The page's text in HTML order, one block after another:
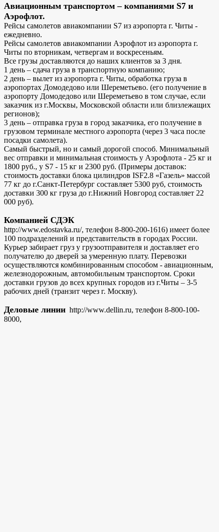
Авиационным транспортом – компаниями S7 и
Аэрофлот.
Рейсы самолетов авиакомпании S7 из аэропорта г. Читы -
ежедневно.
Рейсы самолетов авиакомпании Аэрофлот из аэропорта г.
Читы по вторникам, четвергам и воскресеньям.
Все грузы доставляются до наших клиентов за 3 дня.
1 день – сдача груза в транспортную компанию;
2 день – вылет из аэропорта г. Читы, обработка груза в
аэропортах Домодедово или Шереметьево. (его получение в
аэропорту Домодедово или Шереметьево в том случае, если
заказчик из г.Москвы, Московской области или близлежащих
регионов);
3 день – отправка груза в город заказчика, его получение в
грузовом терминале местного аэропорта (через 3 часа после
посадки самолета).
Самый быстрый, но и самый дорогой способ. Минимальный
вес отправки и минимальная стоимость у Аэрофлота - 25 кг и
1800 руб., у S7 - 15 кг и 2300 руб. (Примеры доставок:
стоимость доставки блока цилиндров ISF2.8 «Газель» массой
77 кг до г.Санкт-Петербург составляет 5300 руб, стоимость
доставки 300 кг груза до г.Нижний Новгород составляет 22
000 руб).
Компанией СДЭК
http://www.edostavka.ru/, телефон 8-800-200-1616) имеет более
100 подразделений и представительств в городах России.
Курьер забирает груз у грузоотправителя и доставляет его
получателю до дверей за умеренную плату. Перевозки
осуществляются комбинированным способом - авиационным,
железнодорожным, автомобильным транспортом. Сроки
доставки грузов до всех крупных городов из г.Читы – 3-5
рабочих дней (транзит через г. Москву).
Деловые линии http://www.dellin.ru, телефон 8-800-100-
8000,